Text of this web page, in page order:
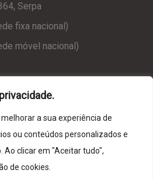
a sua experiência de
ou conteúdos personalizados e
Ao clicar em "Aceitar tudo",
de cookies.
Serpa
fixa nacional)
móvel nacional)
Privacidade
de Serpa, desenvolvido por